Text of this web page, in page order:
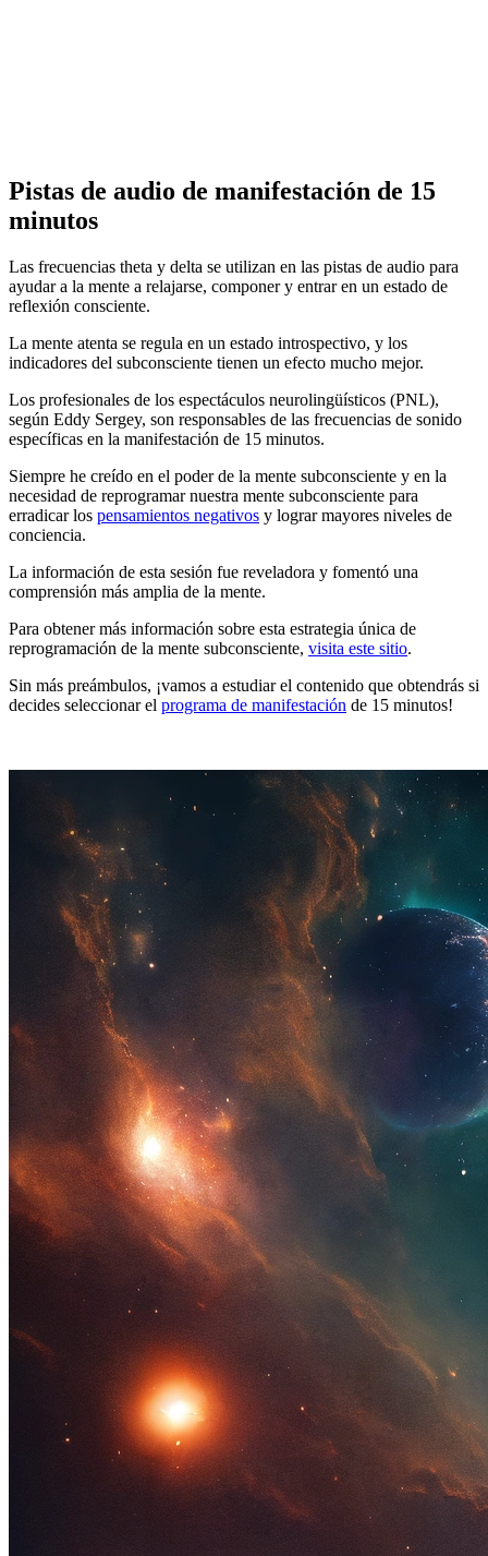
Pistas de audio de manifestación de 15
minutos
Las frecuencias theta y delta se utilizan en las pistas de audio para
ayudar a la mente a relajarse, componer y entrar en un estado de
reflexión consciente.
La mente atenta se regula en un estado introspectivo, y los
indicadores del subconsciente tienen un efecto mucho mejor.
Los profesionales de los espectáculos neurolingüísticos (PNL),
según Eddy Sergey, son responsables de las frecuencias de sonido
específicas en la manifestación de 15 minutos.
Siempre he creído en el poder de la mente subconsciente y en la
necesidad de reprogramar nuestra mente subconsciente para
erradicar los pensamientos negativos y lograr mayores niveles de
conciencia.
La información de esta sesión fue reveladora y fomentó una
comprensión más amplia de la mente.
Para obtener más información sobre esta estrategia única de
reprogramación de la mente subconsciente, visita este sitio.
Sin más preámbulos, ¡vamos a estudiar el contenido que obtendrás si
decides seleccionar el programa de manifestación de 15 minutos!